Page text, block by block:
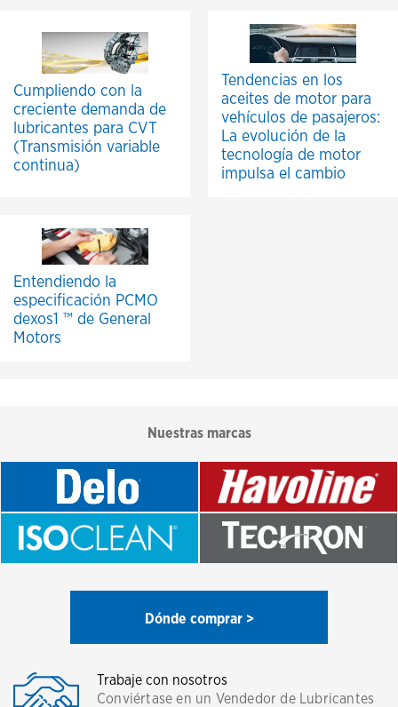
Cumpliendo con la
creciente demanda de
lubricantes para CVT
(Transmisión variable
continua)
Tendencias en los
aceites de motor para
vehículos de pasajeros:
La evolución de la
tecnología de motor
impulsa el cambio
Entendiendo la
especificación PCMO
dexos1 ™ de General
Motors
Nuestras marcas
Dónde comprar >
Trabaje con nosotros
Conviértase en un Vendedor de Lubricantes